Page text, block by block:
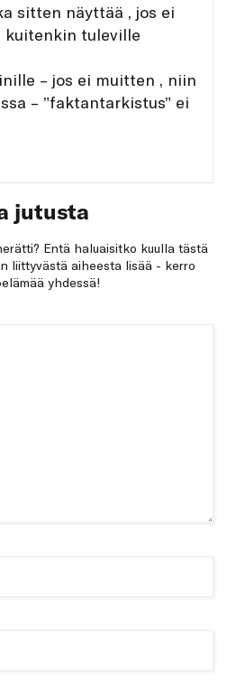
sitten näyttää , jos ei
kuitenkin tuleville
– jos ei muitten , niin
– ”faktantarkistus” ei
jutusta
Entä haluaisitko kuulla tästä
liittyvästä aiheesta lisää - kerro
yhdessä!